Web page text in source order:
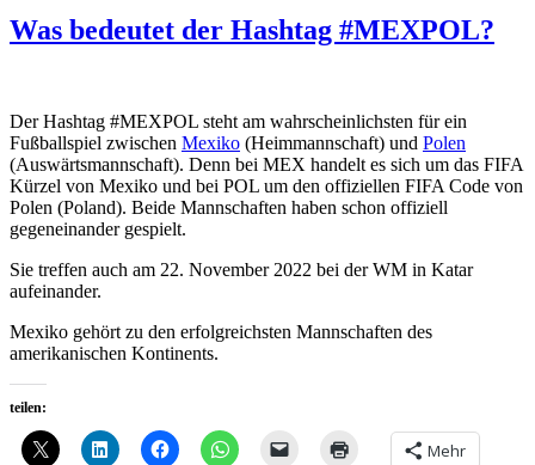
Was bedeutet der Hashtag #MEXPOL?
Der Hashtag #MEXPOL steht am wahrscheinlichsten für ein
Fußballspiel zwischen Mexiko (Heimmannschaft) und Polen
(Auswärtsmannschaft). Denn bei MEX handelt es sich um das FIFA
Kürzel von Mexiko und bei POL um den offiziellen FIFA Code von
Polen (Poland). Beide Mannschaften haben schon offiziell
gegeneinander gespielt.
Sie treffen auch am 22. November 2022 bei der WM in Katar
aufeinander.
Mexiko gehört zu den erfolgreichsten Mannschaften des
amerikanischen Kontinents.
teilen:
Mehr